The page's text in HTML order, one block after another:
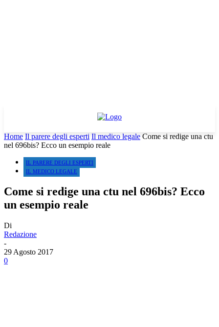
Home Il parere degli esperti Il medico legale Come si redige una ctu
nel 696bis? Ecco un esempio reale
IL PARERE DEGLI ESPERTI
IL MEDICO LEGALE
Come si redige una ctu nel 696bis? Ecco
un esempio reale
Di
Redazione
-
29 Agosto 2017
0